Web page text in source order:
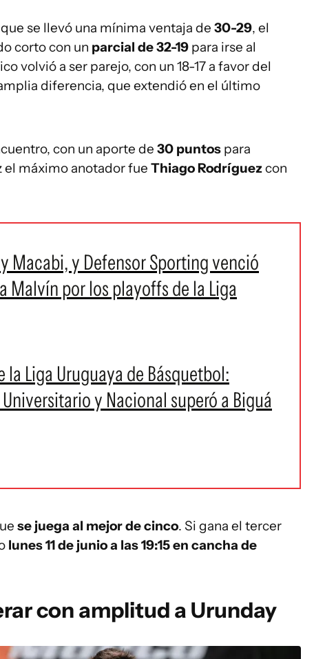
se llevó una mínima ventaja de 30-29, el
corto con un parcial de 32-19 para irse al
volvió a ser parejo, con un 18-17 a favor del
diferencia, que extendió en el último
con un aporte de 30 puntos para
el máximo anotador fue Thiago Rodríguezcon
Macabi, y Defensor Sporting venció
Malvín por los playoffs de la Liga
Liga Uruguaya de Básquetbol:
y Nacional superó a Biguá
se juega al mejor de cinco. Si gana el tercer
lunes 11 de junio a las 19:15 en cancha de
con amplitud a Urunday